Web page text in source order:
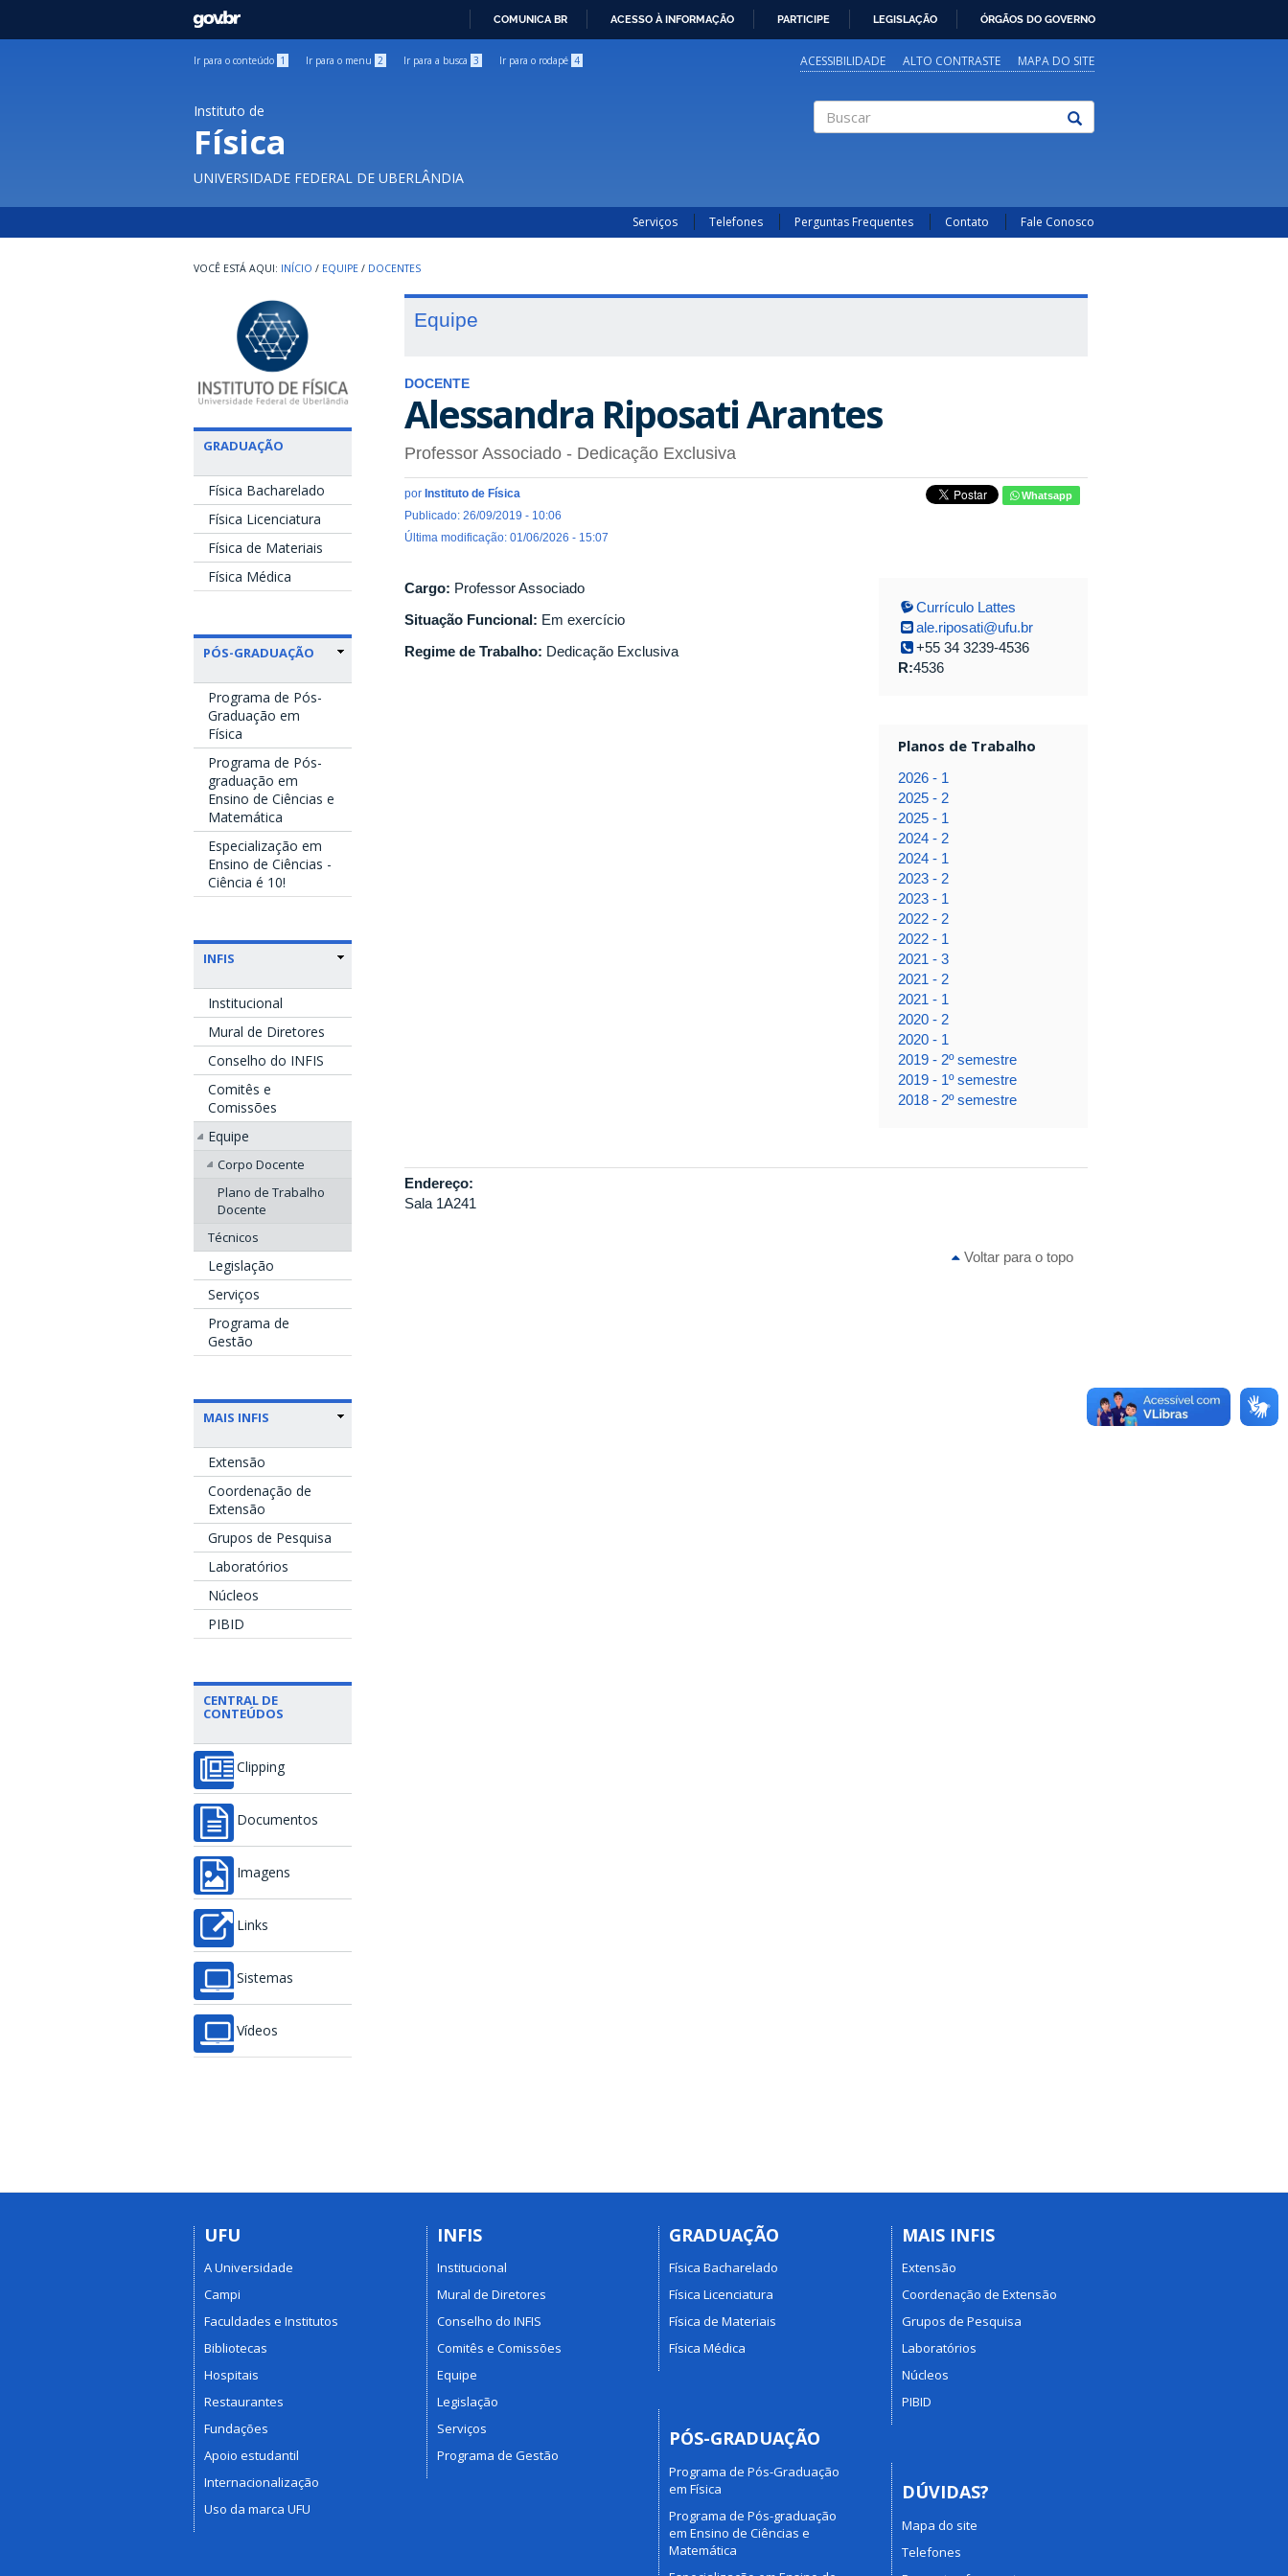
GOVBR
COMUNICA BR ACESSO À INFORMAÇÃO PARTICIPE LEGISLAÇÃO ÓRGÃOS DO GOVERNO
Ir para o conteúdo 1 Ir para o menu 2 Ir para a busca 3 Ir para o rodapé 4 ACESSIBILIDADE ALTO CONTRASTE MAPA DO SITE
Instituto de
Física
UNIVERSIDADE FEDERAL DE UBERLÂNDIA
Serviços Telefones Perguntas Frequentes Contato Fale Conosco
INÍCIO / EQUIPE / DOCENTES
GRADUAÇÃO
Física Bacharelado
Física Licenciatura
Física de Materiais
Física Médica
PÓS-GRADUAÇÃO
Programa de Pós-
Graduação em
Física
Programa de Pós-
graduação em
Ensino de Ciências e
Matemática
Especialização em
Ensino de Ciências -
Ciência é 10!
INFIS
Institucional
Mural de Diretores
Conselho do INFIS
Comitês e
Comissões
Equipe
Corpo Docente
Plano de Trabalho
Docente
Técnicos
Legislação
Serviços
Programa de
Gestão
MAIS INFIS
Extensão
Coordenação de
Extensão
Grupos de Pesquisa
Laboratórios
Núcleos
PIBID
CENTRAL DE
CONTEÚDOS
Clipping
Documentos
Imagens
Links
Sistemas
Vídeos
Equipe
DOCENTE
Alessandra Riposati Arantes
Professor Associado - Dedicação Exclusiva
por Instituto de Física
Publicado: 26/09/2019 - 10:06
Última modificação: 01/06/2026 - 15:07
Whatsapp
Cargo: Professor Associado
Situação Funcional: Em exercício
Regime de Trabalho: Dedicação Exclusiva
Currículo Lattes
ale.riposati@ufu.br
+55 34 3239-4536
R:4536
Planos de Trabalho
2026 - 1
2025 - 2
2025 - 1
2024 - 2
2024 - 1
2023 - 2
2023 - 1
2022 - 2
2022 - 1
2021 - 3
2021 - 2
2021 - 1
2020 - 2
2020 - 1
2019 - 2º semestre
2019 - 1º semestre
2018 - 2º semestre
Endereço:
Sala 1A241
Voltar para o topo
UFU
A Universidade
Campi
Faculdades e Institutos
Bibliotecas
Hospitais
Restaurantes
Fundações
Apoio estudantil
Internacionalização
Uso da marca UFU
INFIS
Institucional
Mural de Diretores
Conselho do INFIS
Comitês e Comissões
Equipe
Legislação
Serviços
Programa de Gestão
GRADUAÇÃO
Física Bacharelado
Física Licenciatura
Física de Materiais
Física Médica
PÓS-GRADUAÇÃO
Programa de Pós-Graduação
em Física
Programa de Pós-graduação
em Ensino de Ciências e
Matemática
MAIS INFIS
Extensão
Coordenação de Extensão
Grupos de Pesquisa
Laboratórios
Núcleos
PIBID
DÚVIDAS?
Mapa do site
Telefones